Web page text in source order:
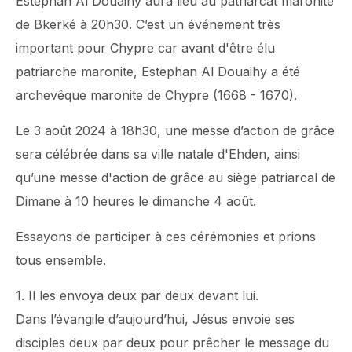
de Bkerké à 20h30. C’est un événement très
important pour Chypre car avant d'être élu
patriarche maronite, Estephan Al Douaihy a été
archevêque maronite de Chypre (1668 - 1670).
Le 3 août 2024 à 18h30, une messe d’action de grâce
sera célébrée dans sa ville natale d'Ehden, ainsi
qu’une messe d'action de grâce au siège patriarcal de
Dimane à 10 heures le dimanche 4 août.
Essayons de participer à ces cérémonies et prions
tous ensemble.
1. Il les envoya deux par deux devant lui.
Dans l’évangile d’aujourd’hui, Jésus envoie ses
disciples deux par deux pour prêcher le message du